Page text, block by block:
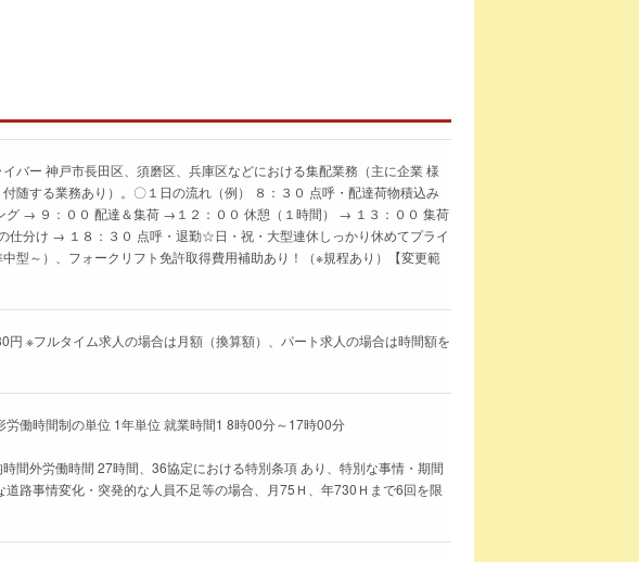
バー 神戸市長田区、須磨区、兵庫区などにおける集配業務（主に企業 様
随する業務あり）。〇１日の流れ（例） ８：３０ 点呼・配達荷物積込み
グ → ９：００ 配達＆集荷 →１２：００ 休憩（１時間） → １３：００ 集荷
仕分け → １８：３０ 点呼・退勤☆日・祝・大型連休しっかり休めてプライ
型～）、フォークリフト免許取得費用補助あり！（※規程あり）【変更範
※フルタイム求人の場合は月額（換算額）、パート求人の場合は時間額を
労働時間制の単位 1年単位 就業時間1 8時00分～17時00分
間外労働時間 27時間、36協定における特別条項 あり、特別な事情・期間
路事情変化・突発的な人員不足等の場合、月75Ｈ、年730Ｈまで6回を限